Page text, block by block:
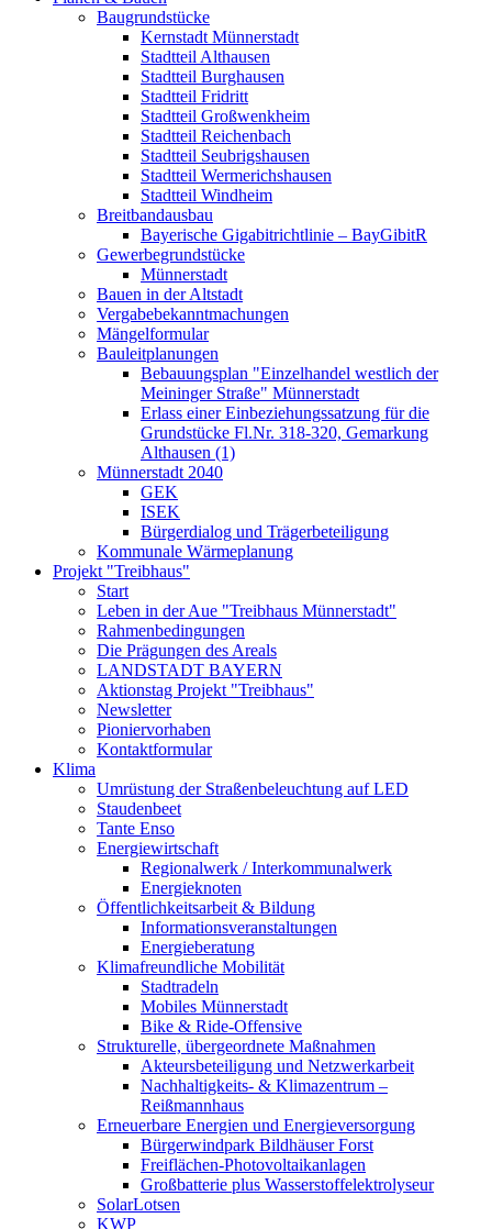
Baugrundstücke
Kernstadt Münnerstadt
Stadtteil Althausen
Stadtteil Burghausen
Stadtteil Fridritt
Stadtteil Großwenkheim
Stadtteil Reichenbach
Stadtteil Seubrigshausen
Stadtteil Wermerichshausen
Stadtteil Windheim
Breitbandausbau
Bayerische Gigabitrichtlinie – BayGibitR
Gewerbegrundstücke
Münnerstadt
Bauen in der Altstadt
Vergabebekanntmachungen
Mängelformular
Bauleitplanungen
Bebauungsplan "Einzelhandel westlich der
Meininger Straße" Münnerstadt
Erlass einer Einbeziehungssatzung für die
Grundstücke Fl.Nr. 318-320, Gemarkung
Althausen (1)
Münnerstadt 2040
GEK
ISEK
Bürgerdialog und Trägerbeteiligung
Kommunale Wärmeplanung
Projekt "Treibhaus"
Start
Leben in der Aue "Treibhaus Münnerstadt"
Rahmenbedingungen
Die Prägungen des Areals
LANDSTADT BAYERN
Aktionstag Projekt "Treibhaus"
Newsletter
Pioniervorhaben
Kontaktformular
Klima
Umrüstung der Straßenbeleuchtung auf LED
Staudenbeet
Tante Enso
Energiewirtschaft
Regionalwerk / Interkommunalwerk
Energieknoten
Öffentlichkeitsarbeit & Bildung
Informationsveranstaltungen
Energieberatung
Klimafreundliche Mobilität
Stadtradeln
Mobiles Münnerstadt
Bike & Ride-Offensive
Strukturelle, übergeordnete Maßnahmen
Akteursbeteiligung und Netzwerkarbeit
Nachhaltigkeits- & Klimazentrum –
Reißmannhaus
Erneuerbare Energien und Energieversorgung
Bürgerwindpark Bildhäuser Forst
Freiflächen-Photovoltaikanlagen
Großbatterie plus Wasserstoffelektrolyseur
SolarLotsen
KWP